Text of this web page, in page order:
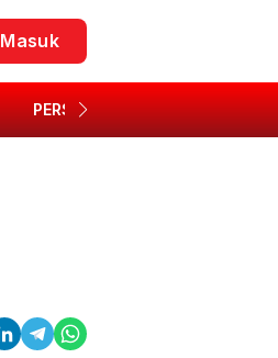
Masuk
PERSONA